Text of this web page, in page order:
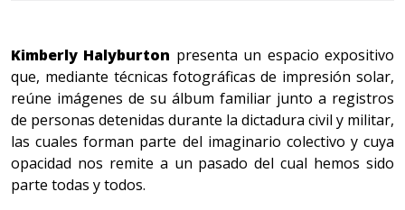
Kimberly Halyburton presenta un espacio expositivo
que, mediante técnicas fotográficas de impresión solar,
reúne imágenes de su álbum familiar junto a registros
de personas detenidas durante la dictadura civil y militar,
las cuales forman parte del imaginario colectivo y cuya
opacidad nos remite a un pasado del cual hemos sido
parte todas y todos.